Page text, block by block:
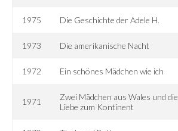
1975 Die Geschichte der Adele H.
1973 Die amerikanische Nacht
1972 Ein schönes Mädchen wie ich
1971
Zwei Mädchen aus Wales und die
Liebe zum Kontinent